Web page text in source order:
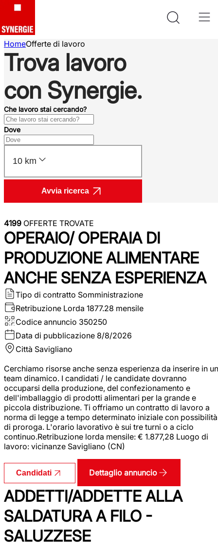
HomeOfferte di lavoro
Trova lavoro
con Synergie.
Che lavoro stai cercando?
Dove
10 km
Avvia ricerca
4199 OFFERTE TROVATE
OPERAIO/ OPERAIA DI
PRODUZIONE ALIMENTARE
ANCHE SENZA ESPERIENZA
Tipo di contratto Somministrazione
Retribuzione Lorda 1877.28 mensile
Codice annuncio 350250
Data di pubblicazione 8/8/2026
Città Savigliano
Cerchiamo risorse anche senza esperienza da inserire in un
team dinamico. I candidati / le candidate dovranno
occuparsi della produzione, del confezionamento e
dell'imballaggio di prodotti alimentari per la grande e
piccola distribuzione. Ti offriamo un contratto di lavoro a
norma di legge a tempo determinato iniziale con possibilità
di proroga. L'orario lavorativo è sui tre turni o a ciclo
continuo.Retribuzione lorda mensile: € 1.877,28 Luogo di
lavoro: vicinanze Savigliano (CN)
Candidati Dettaglio annuncio
ADDETTI/ADDETTE ALLA
SALDATURA A FILO -
SALUZZESE